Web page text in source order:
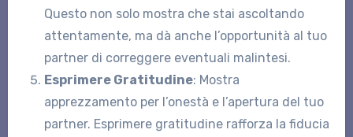
Questo non solo mostra che stai ascoltando
attentamente, ma dà anche l’opportunità al tuo
partner di correggere eventuali malintesi.
Esprimere Gratitudine: Mostra
apprezzamento per l’onestà e l’apertura del tuo
partner. Esprimere gratitudine rafforza la fiducia